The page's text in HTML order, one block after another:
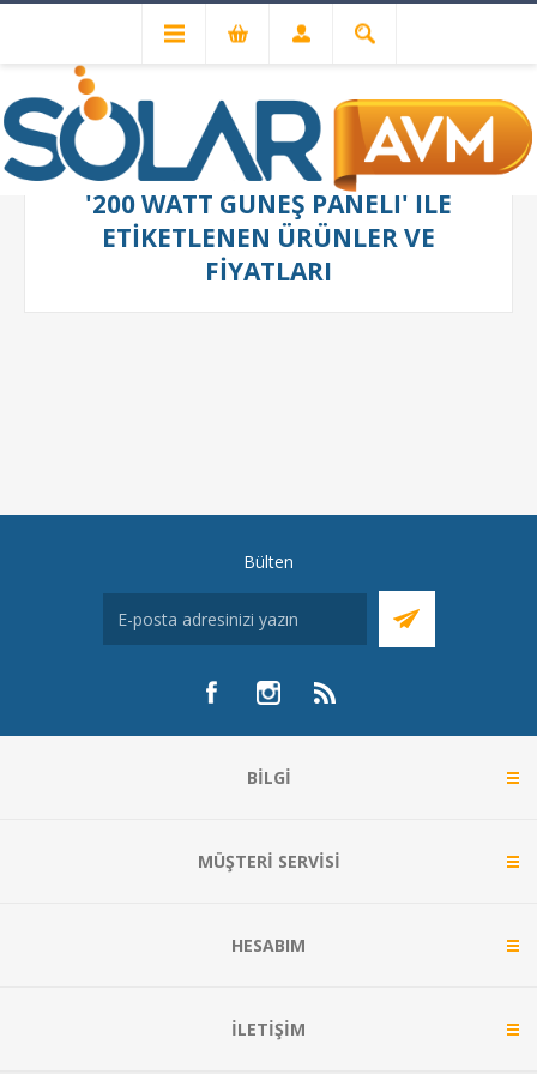
'200 WATT GÜNEŞ PANELI' ILE
ETIKETLENEN ÜRÜNLER VE
FIYATLARI
Bülten
BILGI
MÜŞTERI SERVISI
HESABIM
İLETIŞIM